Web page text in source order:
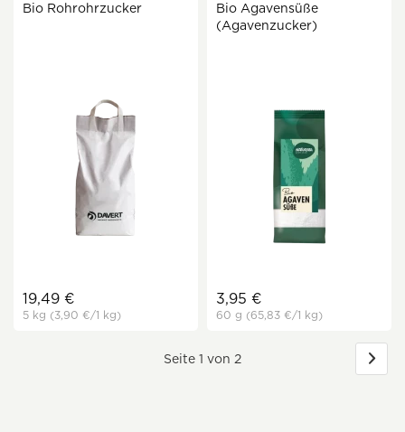
Bio Rohrohrzucker
19,49 €
5 kg (3,90 €/1 kg)
Bio Agavensüße
(Agavenzucker)
3,95 €
60 g (65,83 €/1 kg)
Seite 1 von 2